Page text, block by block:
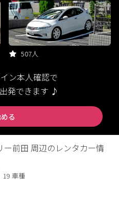
507人
ン本人確認で
発できます ♪
る
前田 周辺のレンタカー情
19 車種